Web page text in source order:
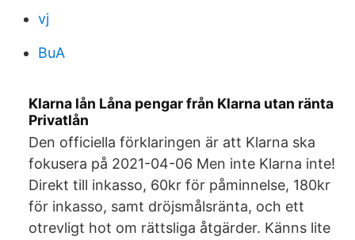
vj
BuA
Klarna lån Låna pengar från Klarna utan ränta
Privatlån
Den officiella förklaringen är att Klarna ska
fokusera på 2021-04-06 Men inte Klarna inte!
Direkt till inkasso, 60kr för påminnelse, 180kr
för inkasso, samt dröjsmålsränta, och ett
otrevligt hot om rättsliga åtgärder. Känns lite